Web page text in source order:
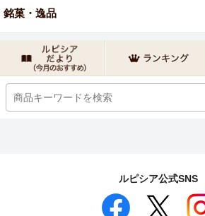
銘菓・逸品
ルピシア公式SNS